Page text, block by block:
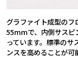
グラファイト成型のフ
55mmで、内側サス
っています。標準のサ
ンスを高めることが可